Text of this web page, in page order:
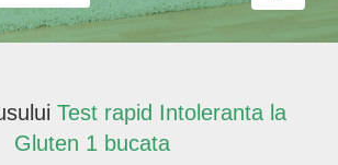
Test rapid Intoleranta la
Gluten 1 bucata